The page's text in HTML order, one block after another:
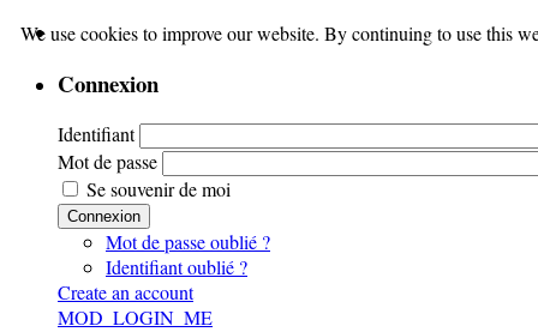
Connexion
Identifiant
Mot de passe
Se souvenir de moi
Connexion
Mot de passe oublié ?
Identifiant oublié ?
Create an account
MOD_LOGIN_ME
We use cookies to improve our website. By continuing to use this